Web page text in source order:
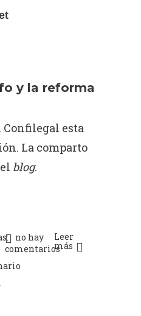
y la reforma
esta
. La comparto
blog.
no hay
comentarios
Leer
más